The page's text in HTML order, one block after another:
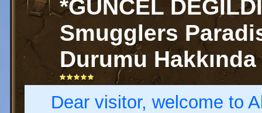
*GÜNCEL
Smugglers
Durumu Hakkında
Dear visitor, welcome to